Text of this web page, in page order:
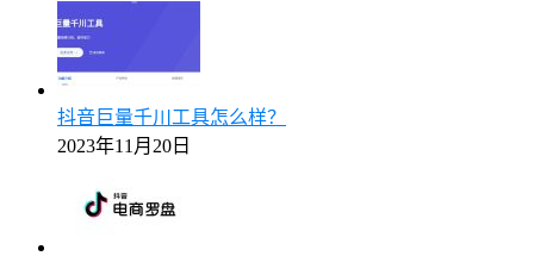
抖音巨量千川工具怎么样？
2023年11月20日